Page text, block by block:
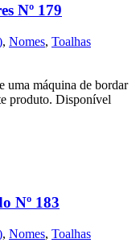
Nº 179
, Nomes, Toalhas
uma máquina de bordar
produto. Disponível
Nº 183
, Nomes, Toalhas